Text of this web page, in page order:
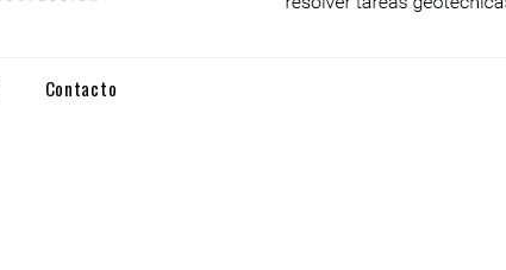
Contacto